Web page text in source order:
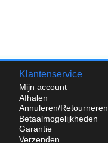
Klantenservice
Mijn account
Afhalen
Annuleren/Retourneren
Betaalmogelijkheden
Garantie
Verzenden